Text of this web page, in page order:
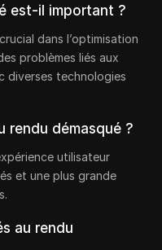
est-il important ?
dans l’optimisation
problèmes liés aux
diverses technologies
rendu démasqué ?
utilisateur
et une plus grande
au rendu